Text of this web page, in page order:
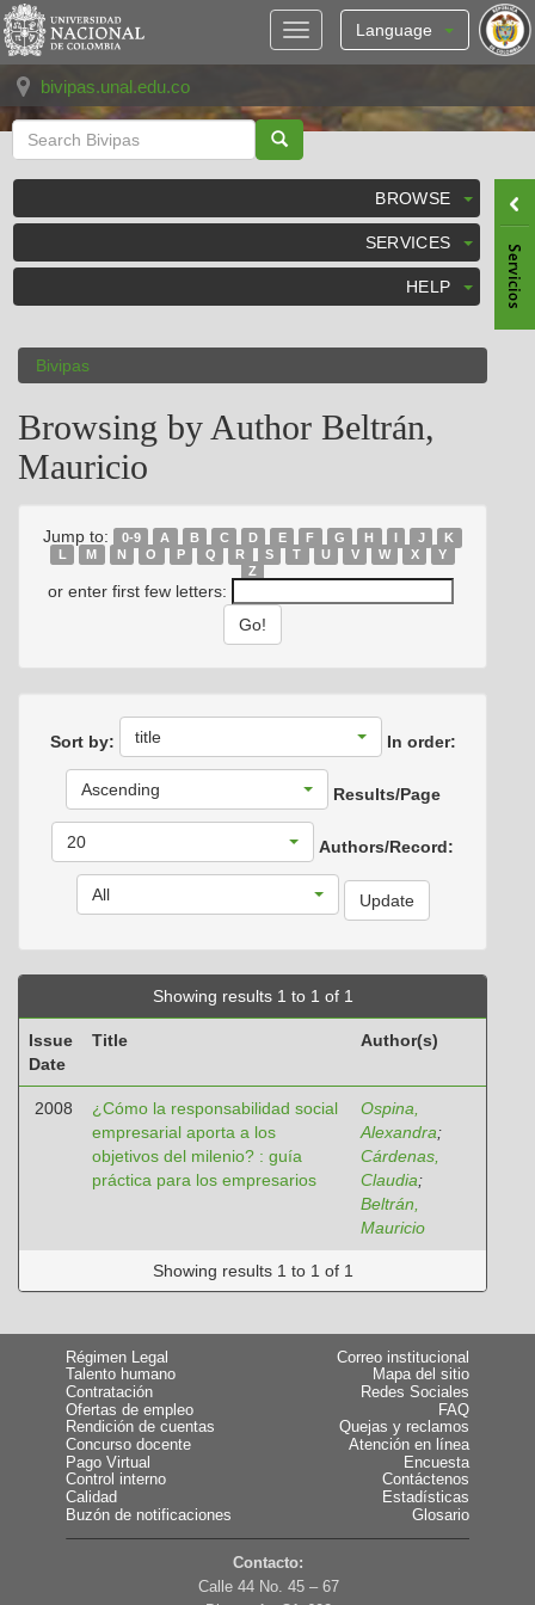
Skip
navigation
Language
bivipas.unal.edu.co
BROWSE
SERVICES
HELP
Bivipas
Browsing by Author Beltrán,
Mauricio
Jump to: 0-9 A B C D E F G H I J
K
L
M N O P Q R S T U V W X
Y
Z
or enter first few letters:
Sort by: title In order:
Ascending Results/Page
20 Authors/Record:
All
Showing results 1 to 1 of 1
Issue
Date
Title Author(s)
2008
¿Cómo la responsabilidad social
empresarial aporta a los
objetivos del milenio? : guía
práctica para los empresarios
Ospina,
Alexandra;
Cárdenas,
Claudia;
Beltrán,
Mauricio
Showing results 1 to 1 of 1
Régimen Legal
Talento humano
Contratación
Ofertas de empleo
Rendición de cuentas
Concurso docente
Pago Virtual
Control interno
Calidad
Buzón de notificaciones
Correo institucional
Mapa del sitio
Redes Sociales
FAQ
Quejas y reclamos
Atención en línea
Encuesta
Contáctenos
Estadísticas
Glosario
Contacto:
Calle 44 No. 45 – 67